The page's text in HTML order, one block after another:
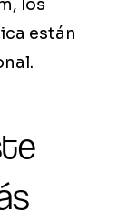
los
están